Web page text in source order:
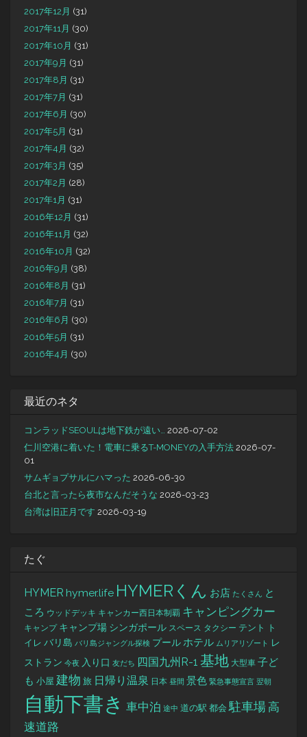
2017年12月 (31)
2017年11月 (30)
2017年10月 (31)
2017年9月 (31)
2017年8月 (31)
2017年7月 (31)
2017年6月 (30)
2017年5月 (31)
2017年4月 (32)
2017年3月 (35)
2017年2月 (28)
2017年1月 (31)
2016年12月 (31)
2016年11月 (32)
2016年10月 (32)
2016年9月 (38)
2016年8月 (31)
2016年7月 (31)
2016年6月 (30)
2016年5月 (31)
2016年4月 (30)
最近のネタ
コンラッドSEOULは地下鉄が遠い…
2026-07-02
仁川空港に着いた！電車に乗るT-MONEYの入手方法 2026-07-
01
サムギョプサルにハマった 2026-06-30
台北と言ったら夜市なんだそうな 2026-03-23
台湾は旧正月です 2026-03-19
たぐ
HYMER hymer.life HYMERくん お店 たくさん と
ころ ウッドデッキ キャンカー西日本制覇 キャンピングカー
キャンプ キャンプ場 シンガポール スペース タクシー テント
ト
イレ バリ島 バリ島ジャングル探検 プールホテル ムリアリゾート
レ
ストラン 今夜 入り口 友だち 四国九州R-1 基地 大型車 子ど
も 小屋 建物 旅 日帰り温泉 日本 昼間 景色 緊急事態宣言 翌朝
自動下書き 車中泊 途中 道の駅 都会 駐車場高
速道路